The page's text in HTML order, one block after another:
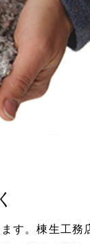
す。棟生工